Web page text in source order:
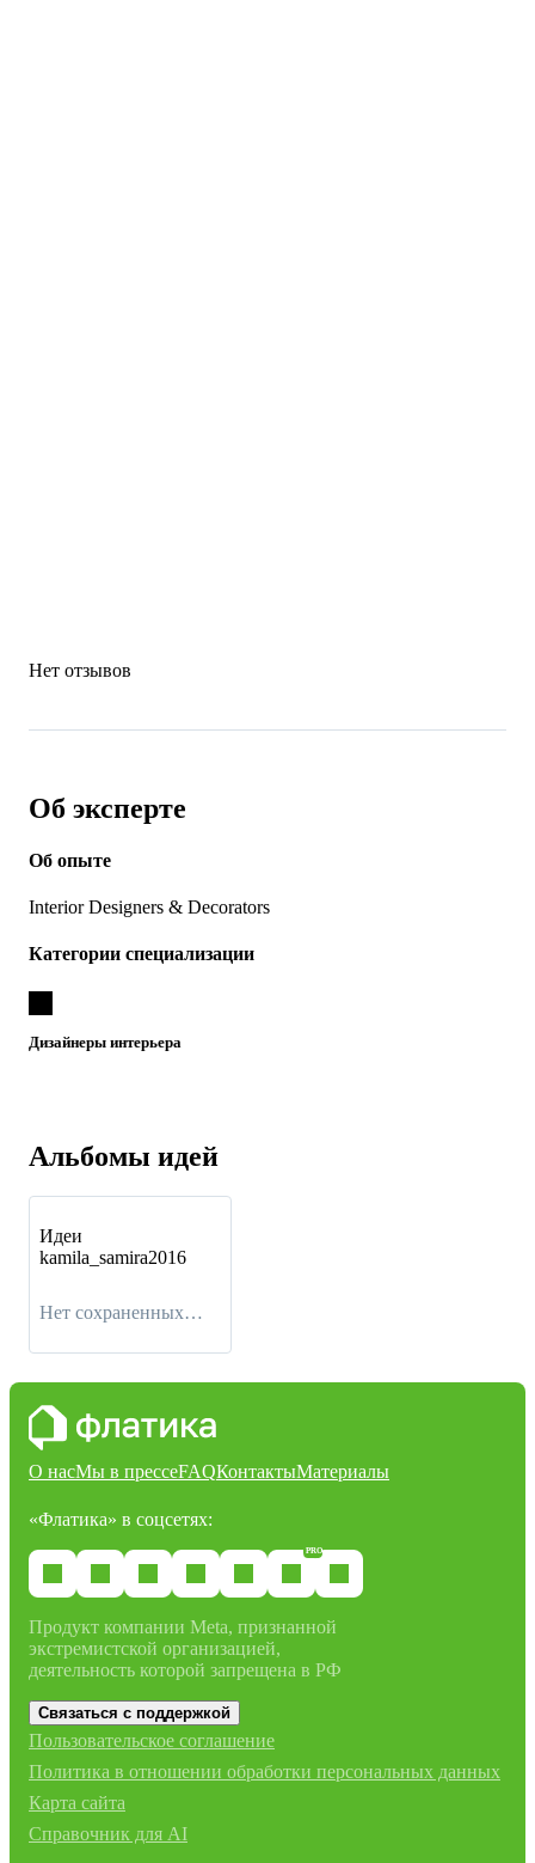
Нет отзывов
Об эксперте
Об опыте
Interior Designers & Decorators
Категории специализации
Дизайнеры интерьера
Альбомы идей
Идеи
kamila_samira2016
Нет сохраненных
О насМы в прессеFAQКонтактыМатериалы
«Флатика» в соцсетях:
PRO
Продукт компании Meta, признанной
экстремистской организацией,
деятельность которой запрещена в РФ
Связаться с поддержкой
Пользовательское соглашение
Политика в отношении обработки персональных данных
Карта сайта
Справочник для AI